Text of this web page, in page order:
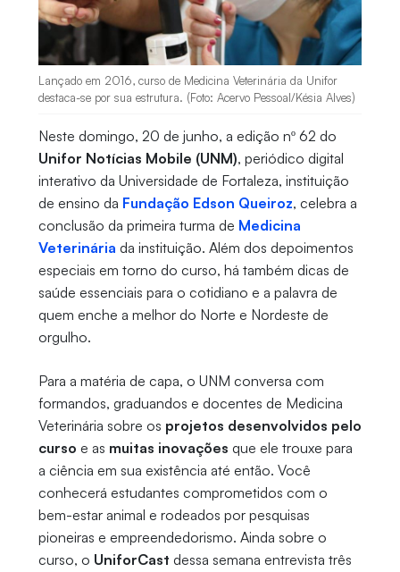
Lançado em 2016, curso de Medicina Veterinária da Unifor
destaca-se por sua estrutura. (Foto: Acervo Pessoal/Késia Alves)
Neste domingo, 20 de junho, a edição nº 62 do
Unifor Notícias Mobile (UNM), periódico digital
interativo da Universidade de Fortaleza, instituição
de ensino da Fundação Edson Queiroz, celebra a
conclusão da primeira turma de Medicina
Veterinária da instituição. Além dos depoimentos
especiais em torno do curso, há também dicas de
saúde essenciais para o cotidiano e a palavra de
quem enche a melhor do Norte e Nordeste de
orgulho.
Para a matéria de capa, o UNM conversa com
formandos, graduandos e docentes de Medicina
Veterinária sobre os projetos desenvolvidos pelo
curso e as muitas inovações que ele trouxe para
a ciência em sua existência até então. Você
conhecerá estudantes comprometidos com o
bem-estar animal e rodeados por pesquisas
pioneiras e empreendedorismo. Ainda sobre o
curso, o UniforCast dessa semana entrevista três